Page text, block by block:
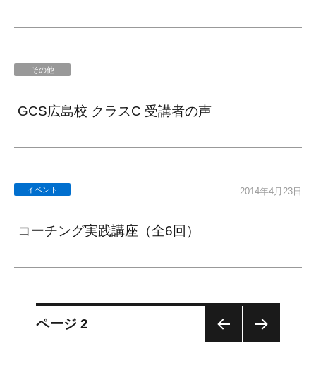
その他
GCS広島校 クラスC 受講者の声
イベント 2014年4月23日
コーチング実践講座（全6回）
投
ページ2